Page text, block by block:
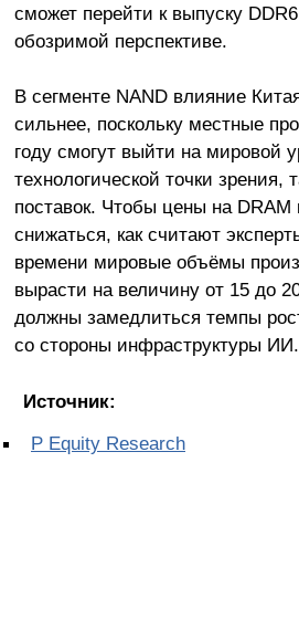
сможет перейти к выпуску
обозримой перспективе.
В сегменте NAND влияние
сильнее, поскольку местные
году смогут выйти на мировой
технологической точки зрения,
поставок. Чтобы цены на DRAM
снижаться, как считают
времени мировые объёмы
вырасти на величину от 15 до
должны замедлиться темпы
со стороны инфраструктуры ИИ.
Источник:
P Equity Research